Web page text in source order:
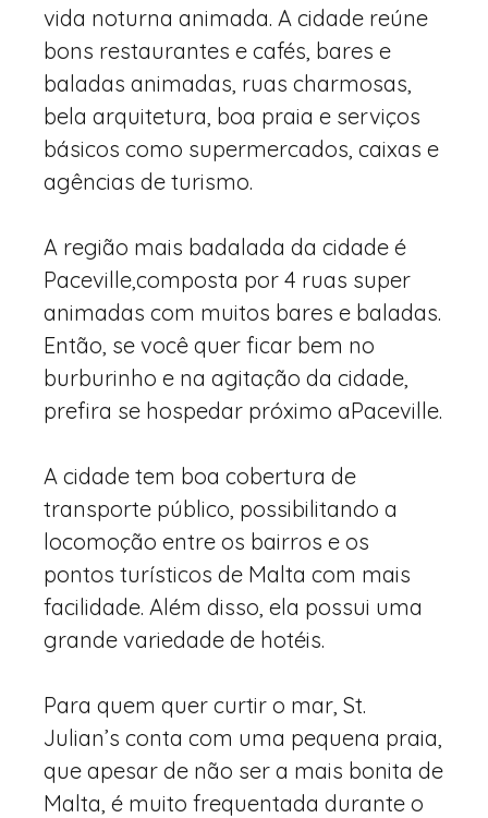
vida noturna animada. A cidade reúne
bons restaurantes e cafés, bares e
baladas animadas, ruas charmosas,
bela arquitetura, boa praia e serviços
básicos como supermercados, caixas e
agências de turismo.
A região mais badalada da cidade é
Paceville,composta por 4 ruas super
animadas com muitos bares e baladas.
Então, se você quer ficar bem no
burburinho e na agitação da cidade,
prefira se hospedar próximo aPaceville.
A cidade tem boa cobertura de
transporte público, possibilitando a
locomoção entre os bairros e os
pontos turísticos de Malta com mais
facilidade. Além disso, ela possui uma
grande variedade de hotéis.
Para quem quer curtir o mar, St.
Julian’s conta com uma pequena praia,
que apesar de não ser a mais bonita de
Malta, é muito frequentada durante o